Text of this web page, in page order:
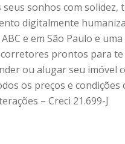
seus sonhos com solidez,
digitalmente
e em São Paulo e
corretores prontos para
ou alugar seu imóvel
os preços e condições
– Creci 21.699-J